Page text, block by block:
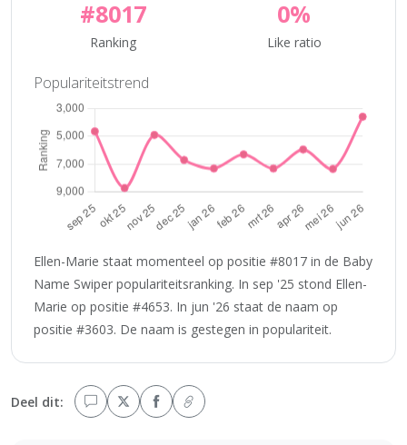
#8017
Ranking
0%
Like ratio
Populariteitstrend
Ellen-Marie staat momenteel op positie #8017 in de Baby
Name Swiper populariteitsranking. In sep '25 stond Ellen-
Marie op positie #4653. In jun '26 staat de naam op
positie #3603. De naam is gestegen in populariteit.
Deel dit: